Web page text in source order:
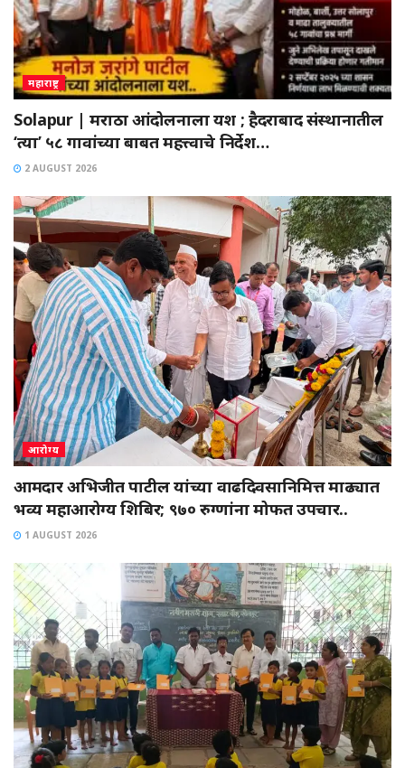
महाराष्ट्र
Solapur | मराठा आंदोलनाला यश ; हैदराबाद संस्थानातील
‘त्या’ ५८ गावांच्या बाबत महत्त्वाचे निर्देश…
2 AUGUST 2026
आरोग्य
आमदार अभिजीत पाटील यांच्या वाढदिवसानिमित्त माढ्यात
भव्य महाआरोग्य शिबिर; ९७० रुग्णांना मोफत उपचार..
1 AUGUST 2026